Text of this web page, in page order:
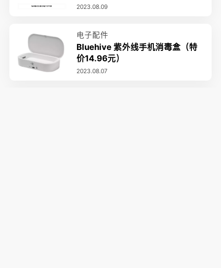
2023.08.09
电子配件
Bluehive 紫外线手机消毒盒（特
价14.96元）
2023.08.07